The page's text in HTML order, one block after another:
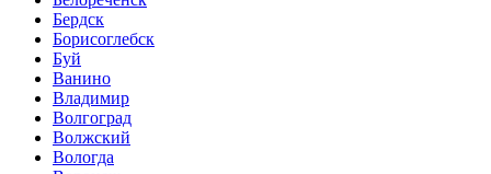
Бердск
Борисоглебск
Буй
Ванино
Владимир
Волгоград
Волжский
Вологда